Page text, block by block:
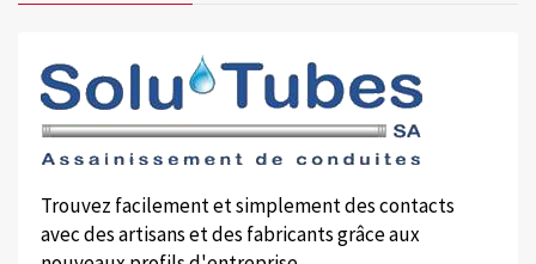
Trouvez facilement et simplement des contacts
avec des artisans et des fabricants grâce aux